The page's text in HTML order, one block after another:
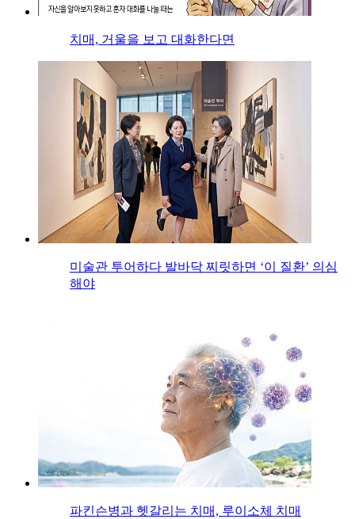
치매, 거울을 보고 대화한다면
미술관 투어하다 발바닥 찌릿하면 ‘이 질환’ 의심
해야
파킨슨병과 헷갈리는 치매, 루이소체 치매